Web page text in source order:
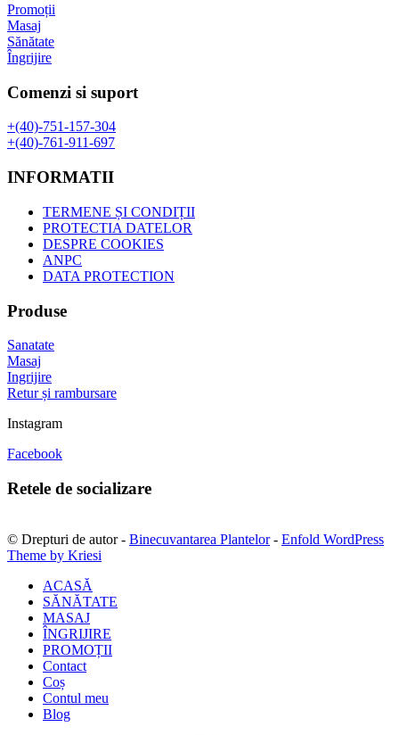
Promoții
Masaj
Sănătate
Îngrijire
Comenzi si suport
+(40)-751-157-304
+(40)-761-911-697
INFORMATII
TERMENE ȘI CONDIȚII
PROTECTIA DATELOR
DESPRE COOKIES
ANPC
DATA PROTECTION
Produse
Sanatate
Masaj
Ingrijire
Retur și rambursare
Instagram
Facebook
Retele de socializare
© Drepturi de autor - Binecuvantarea Plantelor- Enfold WordPress
Theme by Kriesi
ACASĂ
SĂNĂTATE
MASAJ
ÎNGRIJIRE
PROMOȚII
Contact
Coș
Contul meu
Blog